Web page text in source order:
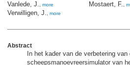
Vanlede, J., more
Verwilligen, J., more
Mostaert, F.,
Abstract
In het kader van de verbetering
scheepsmanoevreersimulator van